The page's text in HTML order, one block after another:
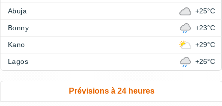
Abuja +25°C
Bonny +23°C
Kano +29°C
Lagos +26°C
Prévisions à 24 heures